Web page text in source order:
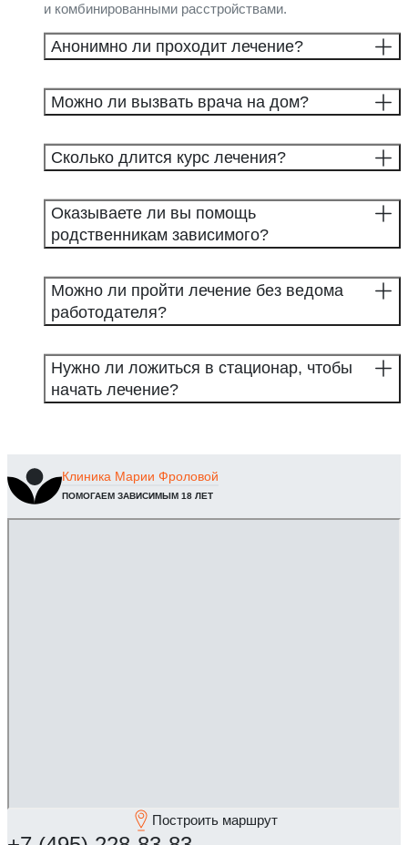
и комбинированными расстройствами.
Анонимно ли проходит лечение?
Можно ли вызвать врача на дом?
Сколько длится курс лечения?
Оказываете ли вы помощь
родственникам зависимого?
Можно ли пройти лечение без ведома
работодателя?
Нужно ли ложиться в стационар, чтобы
начать лечение?
Клиника Марии Фроловой
ПОМОГАЕМ ЗАВИСИМЫМ 18 ЛЕТ
Построить маршрут